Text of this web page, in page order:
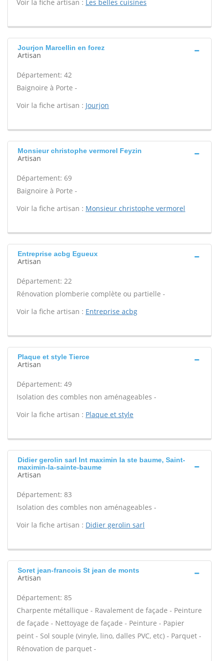
Voir la fiche artisan : Les belles cuisines
Jourjon Marcellin en forez
Artisan
Département: 42
Baignoire à Porte -
Voir la fiche artisan : Jourjon
Monsieur christophe vermorel Feyzin
Artisan
Département: 69
Baignoire à Porte -
Voir la fiche artisan : Monsieur christophe vermorel
Entreprise acbg Egueux
Artisan
Département: 22
Rénovation plomberie complète ou partielle -
Voir la fiche artisan : Entreprise acbg
Plaque et style Tierce
Artisan
Département: 49
Isolation des combles non aménageables -
Voir la fiche artisan : Plaque et style
Didier gerolin sarl Int maximin la ste baume, Saint-
maximin-la-sainte-baume
Artisan
Département: 83
Isolation des combles non aménageables -
Voir la fiche artisan : Didier gerolin sarl
Soret jean-francois St jean de monts
Artisan
Département: 85
Charpente métallique - Ravalement de façade - Peinture
de façade - Nettoyage de façade - Peinture - Papier
peint - Sol souple (vinyle, lino, dalles PVC, etc) - Parquet -
Rénovation de parquet -